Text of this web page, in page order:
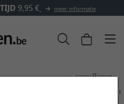
meer informatie